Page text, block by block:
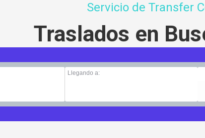
Servicio de Transfer
Traslados en
Llegando a: